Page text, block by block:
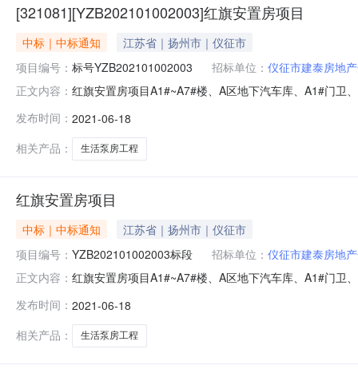
[321081][YZB202101002003]红旗安置房项目
中标｜中标通知
江苏省｜扬州市｜仪征市
项目编号： 标号YZB202101002003 招标单位： 仪征市建泰房地
正文内容： 红旗安置房项目A1#~A7#楼、A区地下汽车库、A1#门卫
方式公开招标标段名称及标号YZB202101002003红旗安
发布时间： 2021-06-18
相关产品：
生活泵房工程
红旗安置房项目
中标｜中标通知
江苏省｜扬州市｜仪征市
项目编号： YZB202101002003标段 招标单位： 仪征市建泰房地
正文内容： 红旗安置房项目A1#~A7#楼、A区地下汽车库、A1#门卫
方式公开招标标段名称及标号YZB202101002003红旗安
发布时间： 2021-06-18
相关产品：
生活泵房工程